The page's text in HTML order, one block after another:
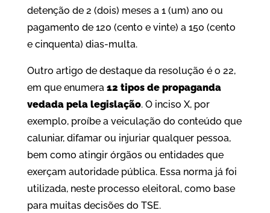
detenção de 2 (dois) meses a 1 (um) ano ou
pagamento de 120 (cento e vinte) a 150 (cento
e cinquenta) dias-multa.
Outro artigo de destaque da resolução é o 22,
em que enumera 12 tipos de propaganda
vedada pela legislação. O inciso X, por
exemplo, proíbe a veiculação do conteúdo que
caluniar, difamar ou injuriar qualquer pessoa,
bem como atingir órgãos ou entidades que
exerçam autoridade pública. Essa norma já foi
utilizada, neste processo eleitoral, como base
para muitas decisões do TSE.